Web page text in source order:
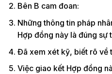
Bên B cam đoan:
Những thông tin pháp
Hợp đồng này là đúng sự
Đã xem xét kỹ, biết rõ về
Việc giao kết Hợp đồng